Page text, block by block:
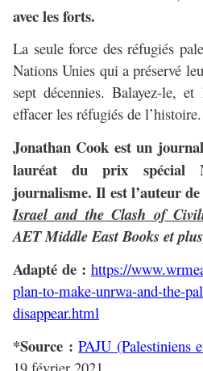
avec les forts.
La seule force des réfugiés
Nations Unies qui a préservé
sept décennies. Balayez-le,
effacer les réfugiés de l’histoire.
Jonathan Cook est un
lauréat du prix spécial
journalisme.Il est l’auteur de
Israel and the Clash of
AET Middle East Books et
Adapté de : https://
plan-to-make-unrwa-and-the-
disappear.html
*Source : PAJU (Palestiniens